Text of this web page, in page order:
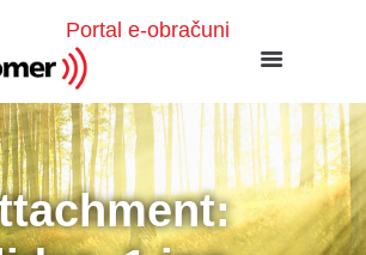
Portal e-obračuni